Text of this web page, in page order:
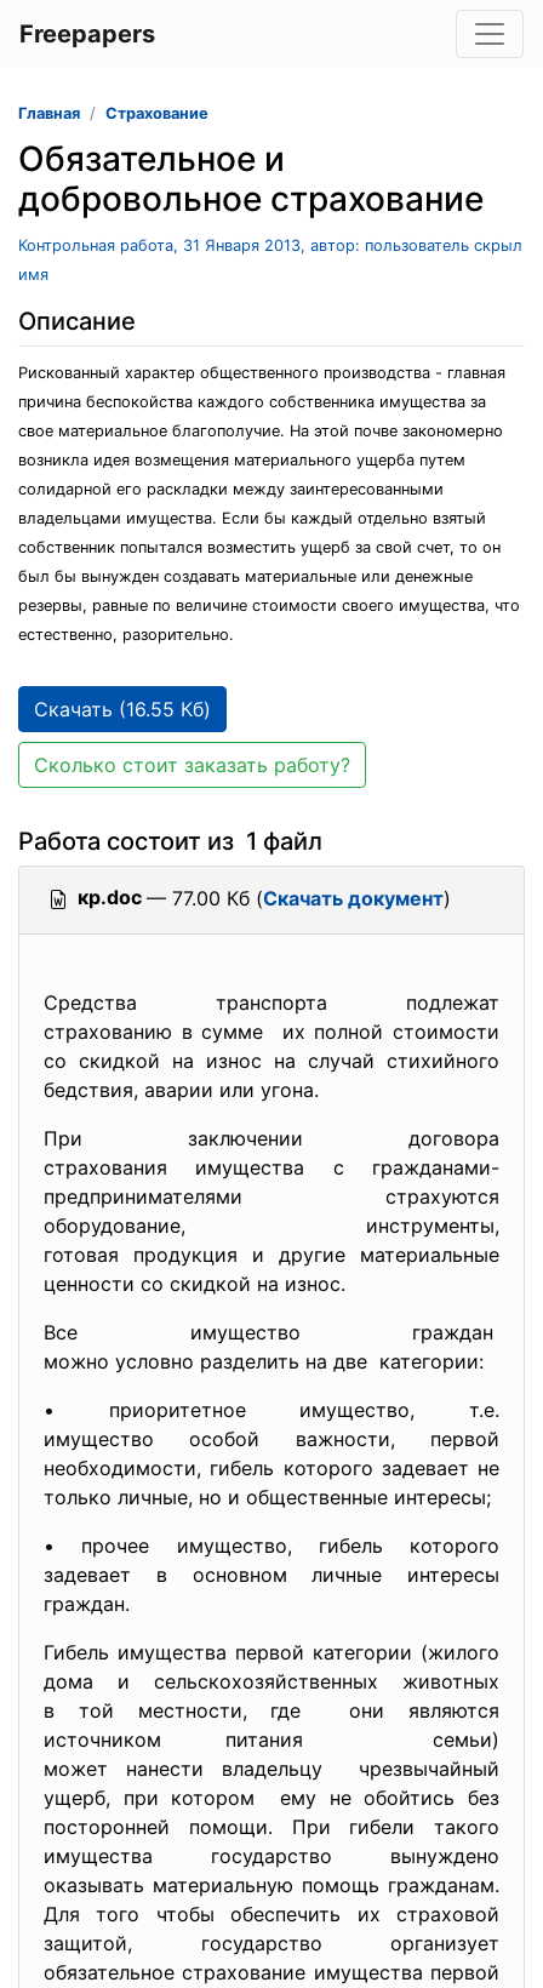
Freepapers
Главная Страхование
Обязательное и
добровольное страхование
Контрольная работа, 31 Января 2013, автор: пользователь скрыл
имя
Описание
Рискованный характер общественного производства - главная
причина беспокойства каждого собственника имущества за
свое материальное благополучие. На этой почве закономерно
возникла идея возмещения материального ущерба путем
солидарной его раскладки между заинтересованными
владельцами имущества. Если бы каждый отдельно взятый
собственник попытался возместить ущерб за свой счет, то он
был бы вынужден создавать материальные или денежные
резервы, равные по величине стоимости своего имущества, что
естественно, разорительно.
Скачать (16.55 Кб)
Сколько стоит заказать работу?
Работа состоит из 1 файл
кр.doc — 77.00 Кб (Скачать документ)
Средства транспорта подлежат
страхованию в сумме их полной стоимости
со скидкой на износ на случай стихийного
бедствия, аварии или угона.
При заключении договора
страхования имущества с гражданами-
предпринимателями страхуются
оборудование, инструменты,
готовая продукция и другие материальные
ценности со скидкой на износ.
Все имущество граждан
можно условно разделить на две категории:
• приоритетное имущество, т.е.
имущество особой важности, первой
необходимости, гибель которого задевает не
только личные, но и общественные интересы;
• прочее имущество, гибель которого
задевает в основном личные интересы
граждан.
Гибель имущества первой категории (жилого
дома и сельскохозяйственных животных
в той местности, где они являются
источником питания семьи)
может нанести владельцу чрезвычайный
ущерб, при котором ему не обойтись без
посторонней помощи. При гибели такого
имущества государство вынуждено
оказывать материальную помощь гражданам.
Для того чтобы обеспечить их страховой
защитой, государство организует
обязательное страхование имущества первой